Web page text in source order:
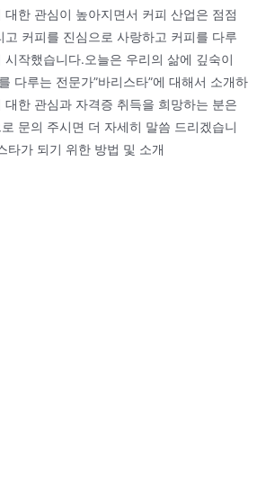
대한 관심이 높아지면서 커피 산업은 점점
고 커피를 진심으로 사랑하고 커피를 다루
시작했습니다.오늘은 우리의 삶에 깊숙이
다루는 전문가”바리스타”에 대해서 소개하
대한 관심과 자격증 취득을 희망하는 분은
문의 주시면 더 자세히 말씀 드리겠습니
타가 되기 위한 방법 및 소개